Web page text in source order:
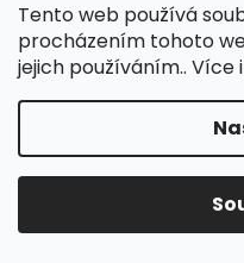
Tento web používá
procházením tohoto
jejich používáním..